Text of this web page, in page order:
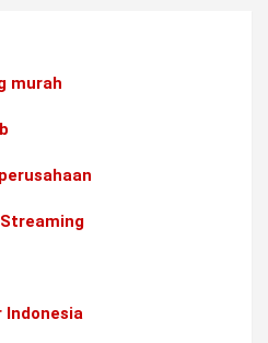
murah
Indonesia